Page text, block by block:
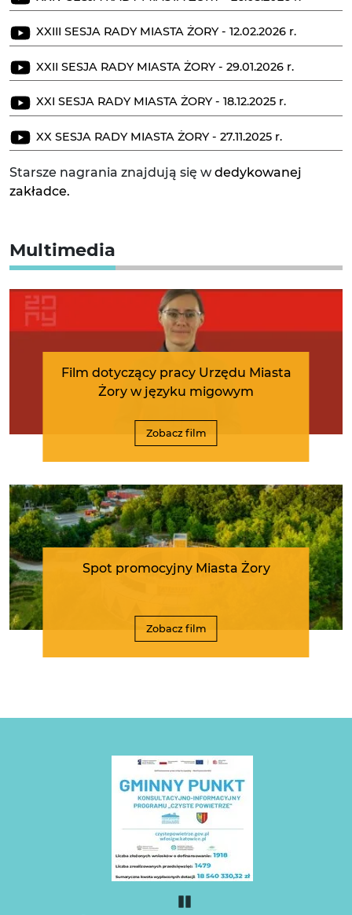
XXIII SESJA RADY MIASTA ŻORY - 12.02.2026 r.
XXII SESJA RADY MIASTA ŻORY - 29.01.2026 r.
XXI SESJA RADY MIASTA ŻORY - 18.12.2025 r.
XX SESJA RADY MIASTA ŻORY - 27.11.2025 r.
Starsze nagrania znajdują się wdedykowanej
zakładce.
Multimedia
Film dotyczący pracy Urzędu Miasta
Żory w języku migowym
Zobacz film
Spot promocyjny Miasta Żory
Zobacz film